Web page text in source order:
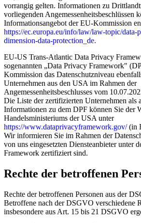
vorrangig gelten. Informationen zu
vorliegenden Angemessenheitsbeschlüssen
Informationsangebot der EU-Kommission
https://ec.europa.eu/info/law/law-topic/data-
dimension-data-protection_de.
EU-US Trans-Atlantic Data Privacy
sogenannten „Data Privacy Framework"
Kommission das Datenschutzniveau
Unternehmen aus den USA im Rahmen der
Angemessenheitsbeschlusses vom
Die Liste der zertifizierten Unternehmen als
Informationen zu dem DPF können Sie der
Handelsministeriums der USA unter
https://www.dataprivacyframework.gov/(in
Wir informieren Sie im Rahmen der
von uns eingesetzten Diensteanbieter unter
Framework zertifiziert sind.
Rechte der betroffenen
Rechte der betroffenen Personen aus der
Betroffene nach der DSGVO verschiedene
insbesondere aus Art. 15 bis 21 DSGVO